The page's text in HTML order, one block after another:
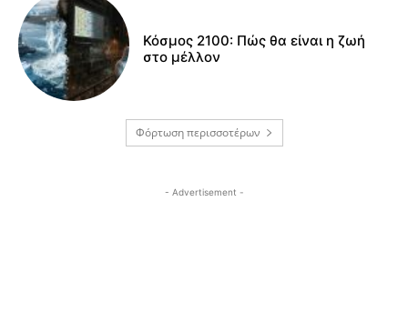
Κόσμος 2100: Πώς θα είναι η ζωή
στο μέλλον
Φόρτωση περισσοτέρων
- Advertisement -